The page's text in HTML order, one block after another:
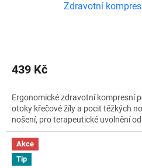
Zdravotní
439 Kč
Ergonomické zdravotní kompresní
otoky křečové žíly a pocit těžkých
nošení, pro terapeutické uvolnění
Akce
Tip